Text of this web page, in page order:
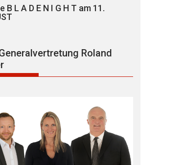
B L A D E N I G H T am 11.
Roland